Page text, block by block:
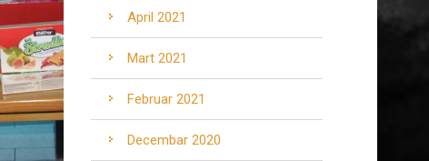
April 2021
Mart 2021
Februar 2021
Decembar 2020